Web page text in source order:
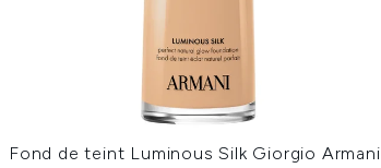
Fond de teint Luminous Silk Giorgio Armani